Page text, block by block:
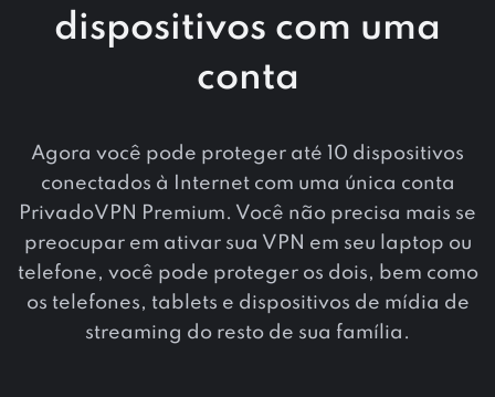
dispositivos com uma
conta
Agora você pode proteger até 10 dispositivos
conectados à Internet com uma única conta
PrivadoVPN Premium. Você não precisa mais se
preocupar em ativar sua VPN em seu laptop ou
telefone, você pode proteger os dois, bem como
os telefones, tablets e dispositivos de mídia de
streaming do resto de sua família.